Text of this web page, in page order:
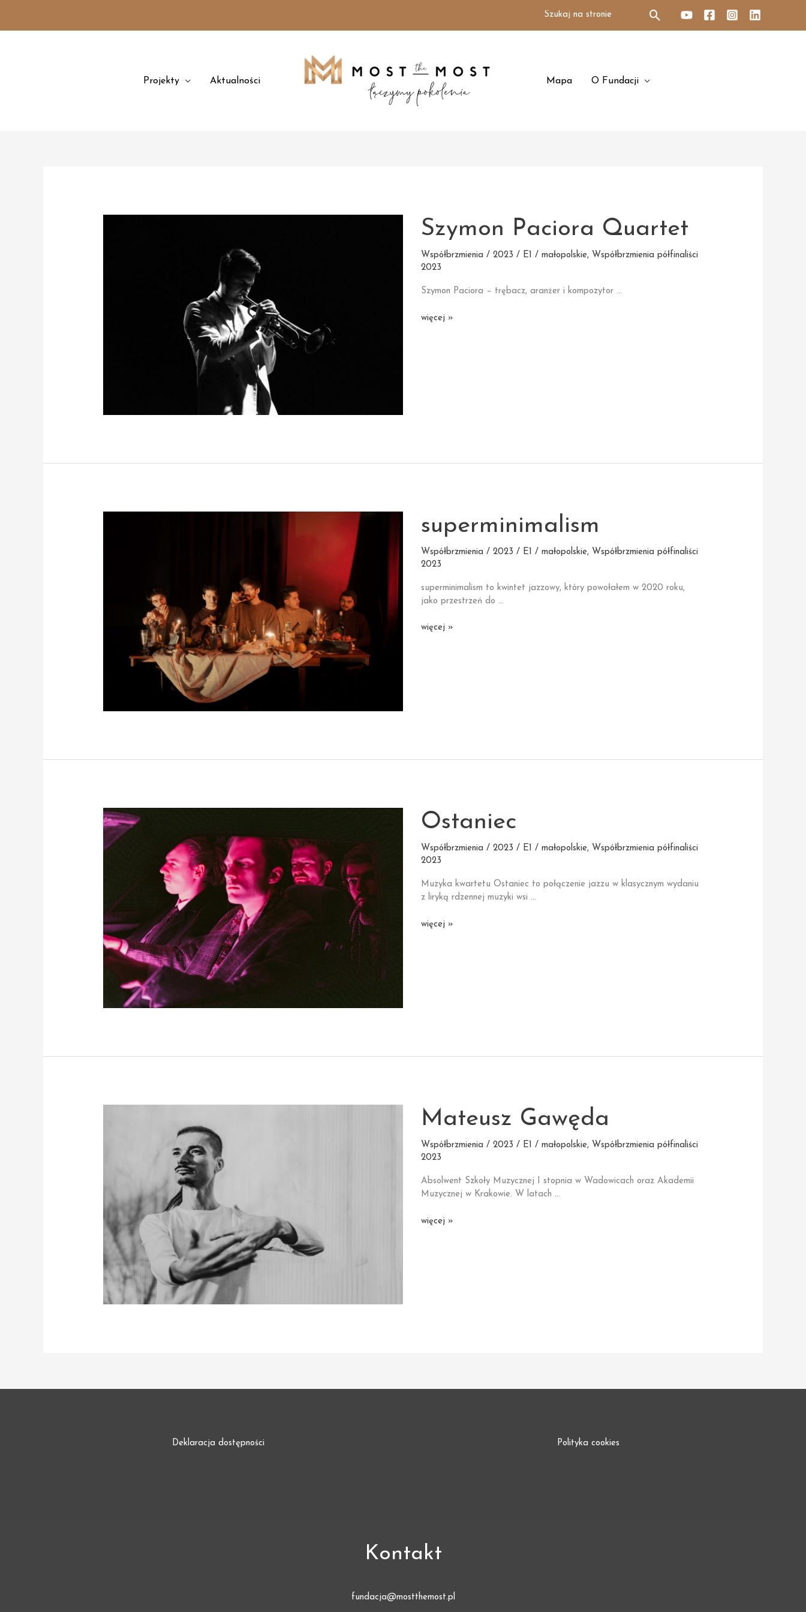
treści
for:
Projekty Aktualności Mapa O Fundacji
Szymon Paciora Quartet
Współbrzmienia / 2023 / E1 / małopolskie, Współbrzmienia półfinaliści
2023
Szymon Paciora – trębacz, aranżer i kompozytor …
Szymon
więcej »
superminimalism
Współbrzmienia / 2023 / E1 / małopolskie, Współbrzmienia półfinaliści
2023
superminimalism to kwintet jazzowy, który powołałem w 2020 roku,
jako przestrzeń do …
superminimalism
więcej »
Ostaniec
Współbrzmienia / 2023 / E1 / małopolskie, Współbrzmienia półfinaliści
2023
Muzyka kwartetu Ostaniec to połączenie jazzu w klasycznym wydaniu
z liryką rdzennej muzyki wsi …
Ostaniec
więcej »
Mateusz Gawęda
Współbrzmienia / 2023 / E1 / małopolskie, Współbrzmienia półfinaliści
2023
Absolwent Szkoły Muzycznej I stopnia w Wadowicach oraz Akademii
Muzycznej w Krakowie. W latach …
Mateusz
więcej »
Deklaracja dostępności Polityka cookies
Kontakt
fundacja@mostthemost.pl